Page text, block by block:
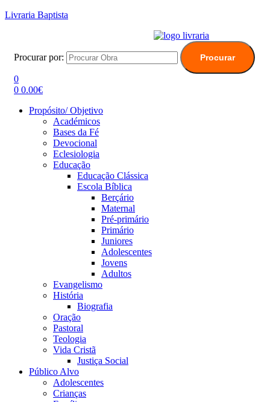
Livraria Baptista
Procurar por: Procurar
0
0 0.00€
Propósito/ Objetivo
Académicos
Bases da Fé
Devocional
Eclesiologia
Educação
Educação Clássica
Escola Bíblica
Berçário
Maternal
Pré-primário
Primário
Juniores
Adolescentes
Jovens
Adultos
Evangelismo
História
Biografia
Oração
Pastoral
Teologia
Vida Cristã
Justiça Social
Público Alvo
Adolescentes
Crianças